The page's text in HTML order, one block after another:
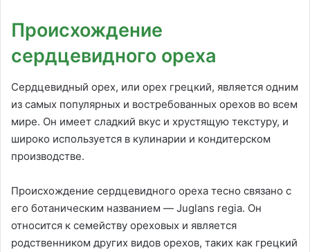
Происхождение
сердцевидного ореха
Сердцевидный орех, или орех грецкий, является одним
из самых популярных и востребованных орехов во всем
мире. Он имеет сладкий вкус и хрустящую текстуру, и
широко используется в кулинарии и кондитерском
производстве.
Происхождение сердцевидного ореха тесно связано с
его ботаническим названием — Juglans regia. Он
относится к семейству ореховых и является
родственником других видов орехов, таких как грецкий